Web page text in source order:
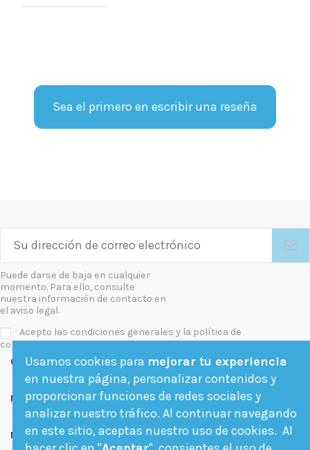
Sea el primero en escribir una reseña
Puede darse de baja en cualquier
momento. Para ello, consulte
nuestra información de contacto en
el aviso legal.
Acepto las condiciones generales y la política de
confidencialidad
Contact us
Follow us
Newsletter
Usamos cookies para mejorar tu experiencia
en nuestra página, personalizar contenidos y
proporcionar funciones de redes sociales y
analizar nuestro tráfico. Al continuar navegando
en este sitio, aceptas nuestro uso de cookies. Al